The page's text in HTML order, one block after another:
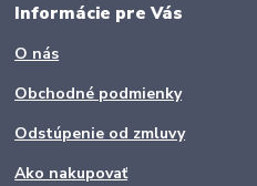
Informácie pre Vás
O nás
Obchodné podmienky
Odstúpenie od zmluvy
Ako nakupovať